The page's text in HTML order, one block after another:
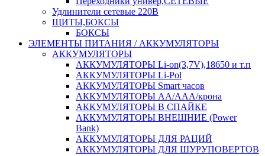
Удлинители сетевые 220В
ЩИТЫ,БОКСЫ
БОКСЫ
ЭЛЕМЕНТЫ ПИТАНИЯ / АККУМУЛЯТОРЫ
АККУМУЛЯТОРЫ
АККУМУЛЯТОРЫ Li-on(3,7V),18650 и т.п
АККУМУЛЯТОРЫ Li-Pol
АККУМУЛЯТОРЫ Smart часов
АККУМУЛЯТОРЫ АА/ААА/крона
АККУМУЛЯТОРЫ В СПАЙКЕ
АККУМУЛЯТОРЫ ВНЕШНИЕ (Power
Bank)
АККУМУЛЯТОРЫ ДЛЯ РАЦИЙ
АККУМУЛЯТОРЫ ДЛЯ ШУРУПОВЕРТОВ